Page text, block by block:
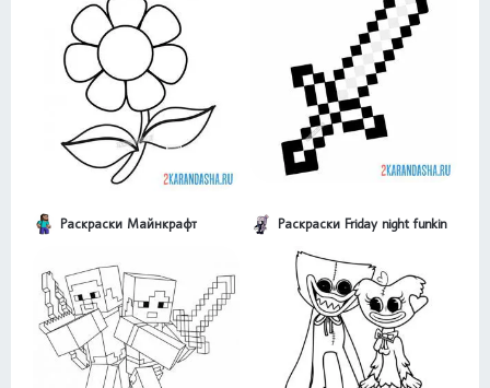
Раскраски Майнкрафт Раскраски Friday night funkin